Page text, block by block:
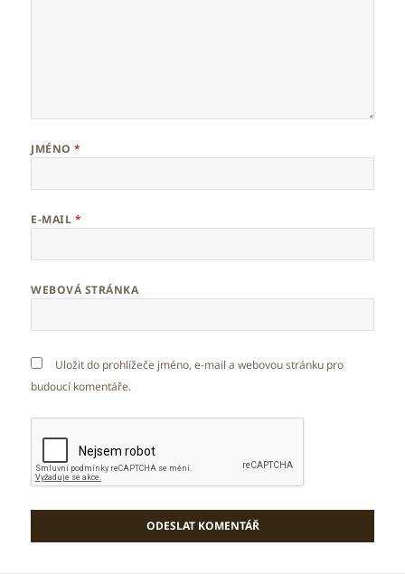
JMÉNO*
E-MAIL *
WEBOVÁ STRÁNKA
Uložit do prohlížeče jméno, e-mail a webovou stránku pro
budoucí komentáře.